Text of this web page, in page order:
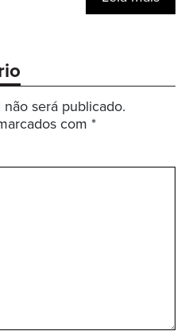
será publicado.
com *